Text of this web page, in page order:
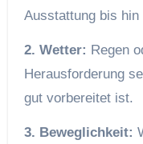
Ausstattung bis
2. Wetter: Regen
Herausforderung
gut vorbereitet ist.
3. Beweglichkeit: